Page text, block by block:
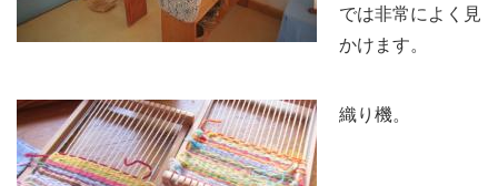
では非常によく見
かけます。
織り機。